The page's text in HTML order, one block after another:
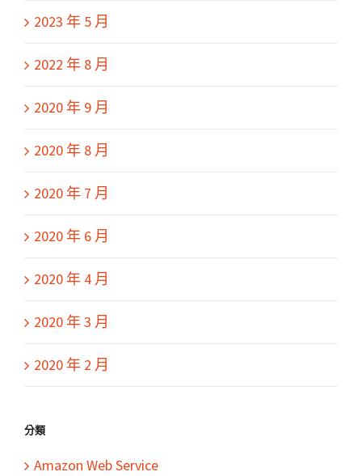
2023 年 5 月
2022 年 8 月
2020 年 9 月
2020 年 8 月
2020 年 7 月
2020 年 6 月
2020 年 4 月
2020 年 3 月
2020 年 2 月
分類
Amazon Web Service